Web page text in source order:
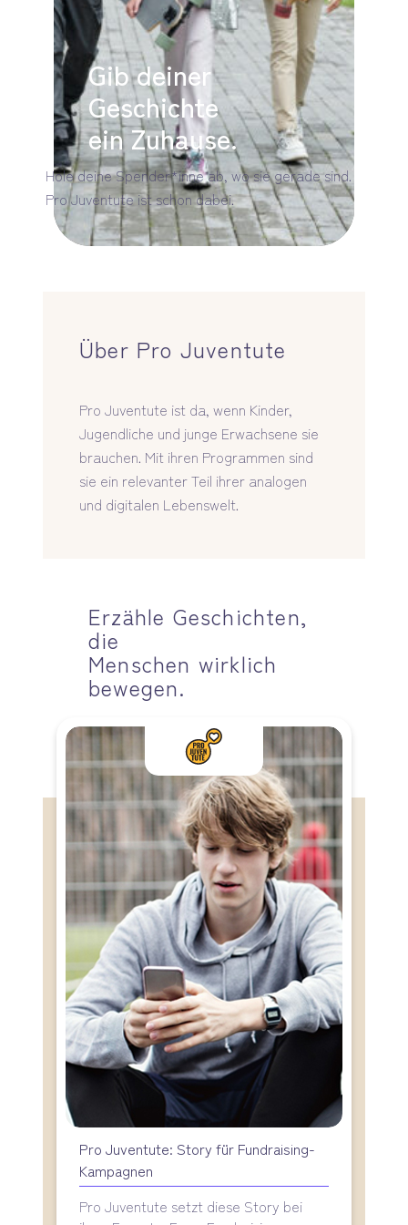
Gib deiner
Geschichte
ein Zuhause.
Hole deine Spender*inne ab, wo sie gerade sind.
Pro Juventute ist schon dabei.
Über Pro Juventute
Pro Juventute ist da, wenn Kinder,
Jugendliche und junge Erwachsene sie
brauchen. Mit ihren Programmen sind
sie ein relevanter Teil ihrer analogen
und digitalen Lebenswelt.
Erzähle Geschichten,
die
Menschen wirklich
bewegen.
Pro Juventute: Story für Fundraising-
Kampagnen
Pro Juventute setzt diese Story bei